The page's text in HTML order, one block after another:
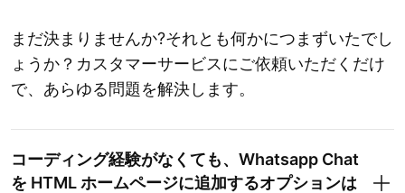
まだ決まりませんか?それとも何かにつまずいたでし
ょうか？カスタマーサービスにご依頼いただくだけ
で、あらゆる問題を解決します。
コーディング経験がなくても、Whatsapp Chat
を HTML ホームページに追加するオプションは